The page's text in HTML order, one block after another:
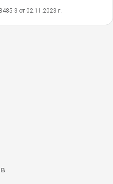
3 от 02.11.2023 г.